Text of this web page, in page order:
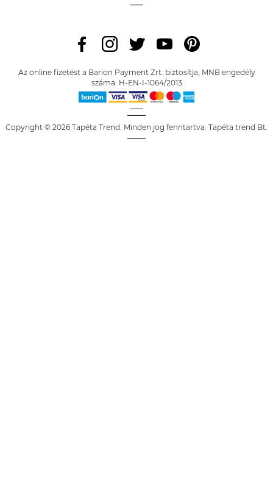
Az online fizetést a Barion Payment Zrt. biztosítja, MNB engedély
száma: H-EN-I-1064/2013
Copyright © 2026 Tapéta Trend. Minden jog fenntartva. Tapéta trend Bt.